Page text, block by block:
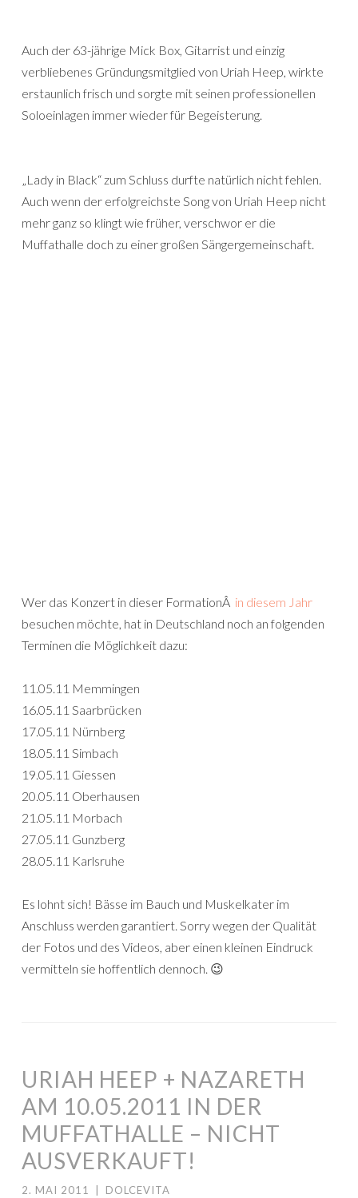
Auch der 63-jährige Mick Box, Gitarrist und einzig
verbliebenes Gründungsmitglied von Uriah Heep, wirkte
erstaunlich frisch und sorgte mit seinen professionellen
Soloeinlagen immer wieder für Begeisterung.
„Lady in Black“ zum Schluss durfte natürlich nicht fehlen.
Auch wenn der erfolgreichste Song von Uriah Heep nicht
mehr ganz so klingt wie früher, verschwor er die
Muffathalle doch zu einer großen Sängergemeinschaft.
Wer das Konzert in dieser FormationÂ in diesem Jahr
besuchen möchte, hat in Deutschland noch an folgenden
Terminen die Möglichkeit dazu:
11.05.11 Memmingen
16.05.11 Saarbrücken
17.05.11 Nürnberg
18.05.11 Simbach
19.05.11 Giessen
20.05.11 Oberhausen
21.05.11 Morbach
27.05.11 Gunzberg
28.05.11 Karlsruhe
Es lohnt sich! Bässe im Bauch und Muskelkater im
Anschluss werden garantiert. Sorry wegen der Qualität
der Fotos und des Videos, aber einen kleinen Eindruck
vermitteln sie hoffentlich dennoch. 😉
URIAH HEEP + NAZARETH
AM 10.05.2011 IN DER
MUFFATHALLE – NICHT
AUSVERKAUFT!
2. MAI 2011 DOLCEVITA